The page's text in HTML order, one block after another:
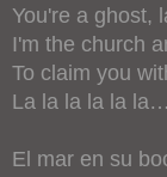
You're a ghost,
I'm the church
To claim you
La la la la la
El mar en su